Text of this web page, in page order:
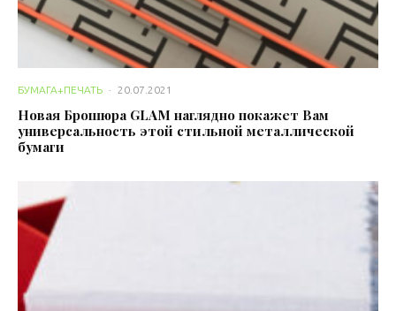
БУМАГА+ПЕЧАТЬ · 20.07.2021
Новая Брошюра GLAM наглядно покажет Вам
универсальность этой стильной металлической
бумаги